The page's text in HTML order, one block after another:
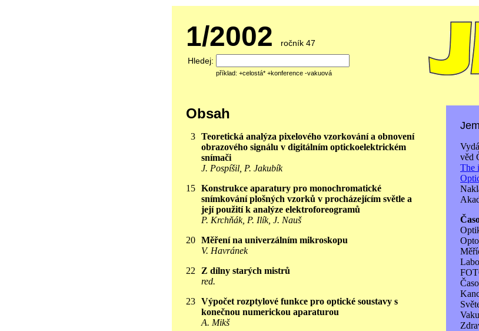
1/2002
ročník 47
Hledej:
příklad: +celostá* +konference -vakuová
Obsah
3 Teoretická analýza pixelového vzorkování a obnovení
obrazového signálu v digitálním optickoelektrickém
snímači
J. Pospíšil, P. Jakubík
15 Konstrukce aparatury pro monochromatické
snímkování plošných vzorků v procházejícím světle a
její použití k analýze elektroforeogramů
P. Krchňák, P. Ilík, J. Nauš
20 Měření na univerzálním mikroskopu
V. Havránek
22
Z dílny starých mistrů
red.
23 Výpočet rozptylové funkce pro optické soustavy s
konečnou numerickou aparaturou
A. Mikš
věd
The